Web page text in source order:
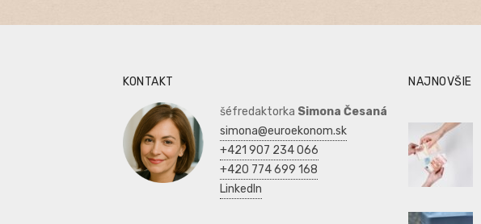
KONTAKT
šéfredaktorka Simona Česaná
simona@euroekonom.sk
+421 907 234 066
+420 774 699 168
LinkedIn
NAJNOVŠIE